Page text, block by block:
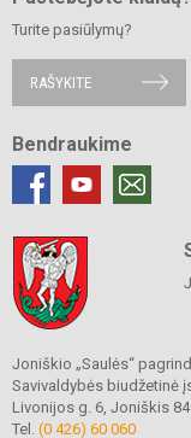
Turite pasiūlymų?
RAŠYKITE
Bendraukime
Joniškio „Saulės“
Savivaldybės biudžetinė
Livonijos g. 6, Joniškis
Tel. (0 426) 60 060